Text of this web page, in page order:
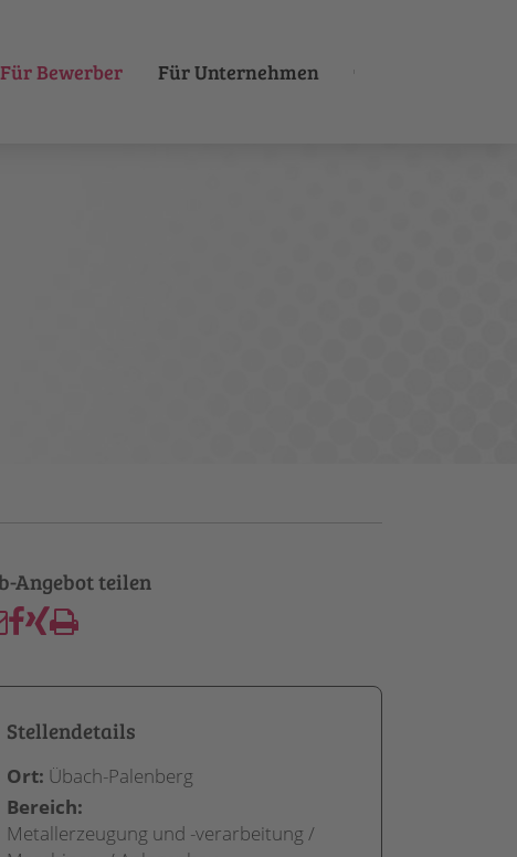
Für Bewerber Für Unternehmen
Stellendetails
Ort: Übach-Palenberg
Bereich:
Metallerzeugung und -verarbeitung /